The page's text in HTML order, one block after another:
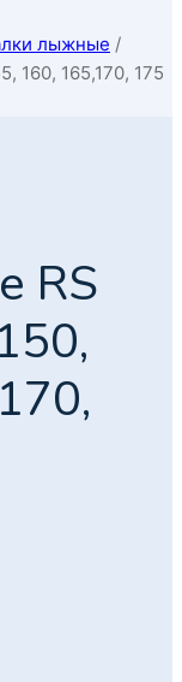
лыжные /
160, 165,170, 175
RS